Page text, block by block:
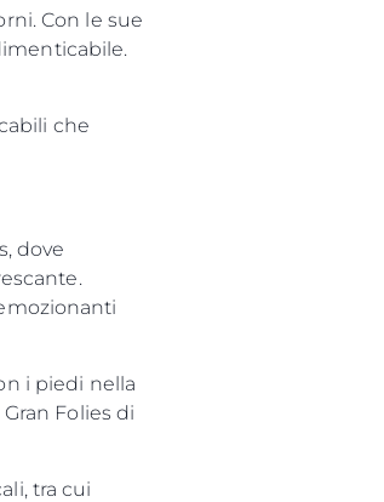
Con le sue
che
dove
i piedi nella
Folies di
tra cui